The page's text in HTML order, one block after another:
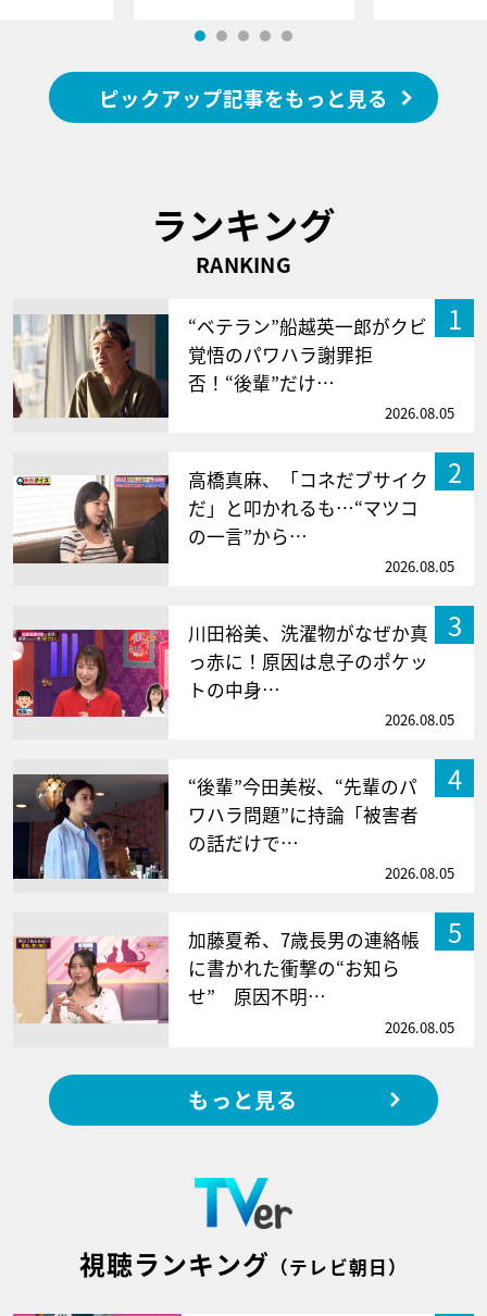
ピックアップ記事をもっと見る
ランキング
RANKING
1
“ベテラン”船越英一郎がクビ
覚悟のパワハラ謝罪拒
否！“後輩”だけ…
2026.08.05
2
高橋真麻、「コネだブサイク
だ」と叩かれるも…“マツコ
の一言”から…
2026.08.05
3
川田裕美、洗濯物がなぜか真
っ赤に！原因は息子のポケッ
トの中身…
2026.08.05
4
“後輩”今田美桜、“先輩のパ
ワハラ問題”に持論「被害者
の話だけで…
2026.08.05
5
加藤夏希、7歳長男の連絡帳
に書かれた衝撃の“お知ら
せ” 原因不明…
2026.08.05
もっと見る
視聴ランキング （テレビ朝日）